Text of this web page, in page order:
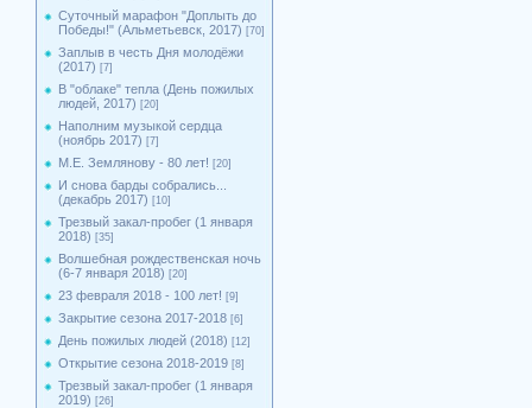
Суточный марафон "Доплыть до
Победы!" (Альметьевск, 2017) [70]
Заплыв в честь Дня молодёжи
(2017) [7]
В "облаке" тепла (День пожилых
людей, 2017) [20]
Наполним музыкой сердца
(ноябрь 2017) [7]
М.Е. Землянову - 80 лет! [20]
И снова барды собрались...
(декабрь 2017) [10]
Трезвый закал-пробег (1 января
2018) [35]
Волшебная рождественская ночь
(6-7 января 2018) [20]
23 февраля 2018 - 100 лет! [9]
Закрытие сезона 2017-2018 [6]
День пожилых людей (2018) [12]
Открытие сезона 2018-2019 [8]
Трезвый закал-пробег (1 января
2019) [26]